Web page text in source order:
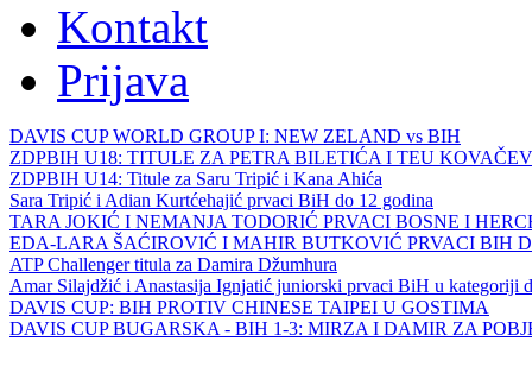
Kontakt
Prijava
DAVIS CUP WORLD GROUP I: NEW ZELAND vs BIH
ZDPBIH U18: TITULE ZA PETRA BILETIĆA I TEU
ZDPBIH U14: Titule za Saru Tripić i Kana Ahića
Sara Tripić i Adian Kurtćehajić prvaci BiH do 12 godina
TARA JOKIĆ I NEMANJA TODORIĆ PRVACI BOSNE I
EDA-LARA ŠAĆIROVIĆ I MAHIR BUTKOVIĆ PRVACI BIH
ATP Challenger titula za Damira Džumhura
Amar Silajdžić i Anastasija Ignjatić juniorski prvaci BiH u kategoriji
DAVIS CUP: BIH PROTIV CHINESE TAIPEI U GOSTIMA
DAVIS CUP BUGARSKA - BIH 1-3: MIRZA I DAMIR ZA